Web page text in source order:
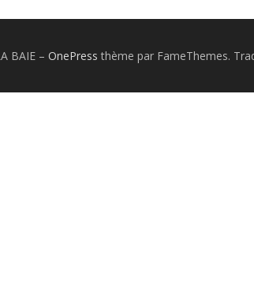
BAIE – OnePress thème par FameThemes.